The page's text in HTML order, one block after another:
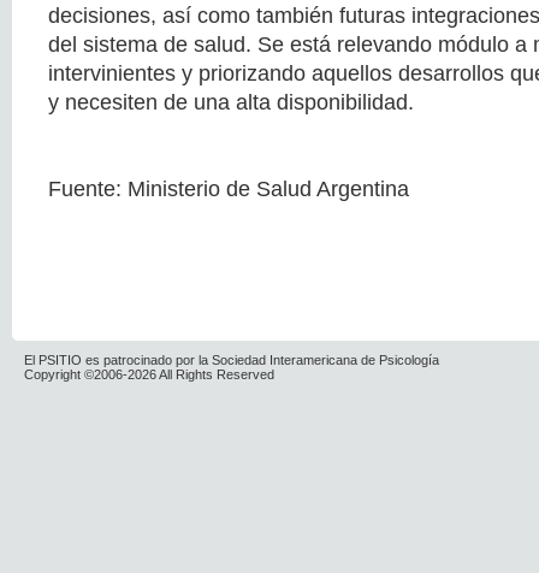
decisiones, así como también futuras
del sistema de salud. Se está relevando módulo a
intervinientes y priorizando aquellos desarrollos
y necesiten de una alta disponibilidad.
Fuente: Ministerio de Salud Argentina
El PSITIO es patrocinado por la Sociedad Interamericana de Psicología
Copyright ©2006-2026 All Rights Reserved